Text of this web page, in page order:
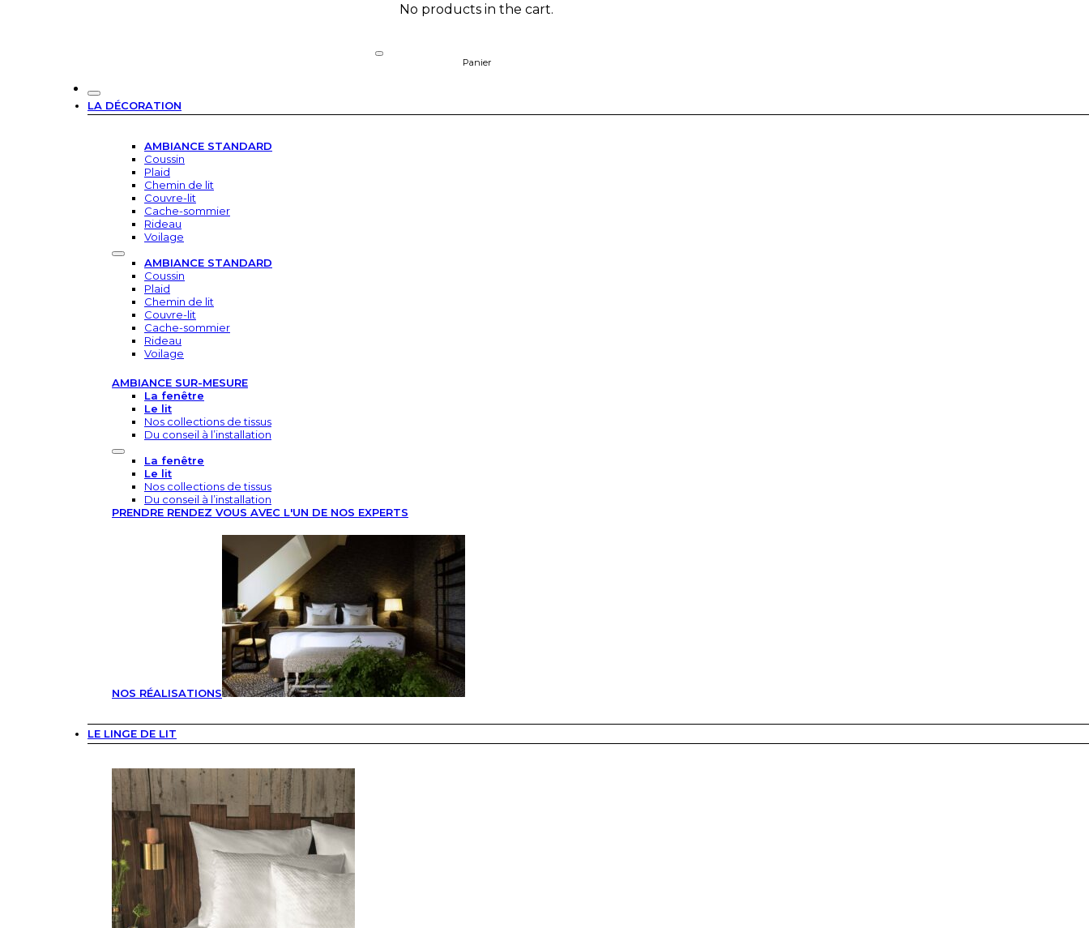
No products in the cart.
Panier
LA DÉCORATION
AMBIANCE STANDARD
Coussin
Plaid
Chemin de lit
Couvre-lit
Cache-sommier
Rideau
Voilage
AMBIANCE STANDARD
Coussin
Plaid
Chemin de lit
Couvre-lit
Cache-sommier
Rideau
Voilage
AMBIANCE SUR-MESURE
La fenêtre
Le lit
Nos collections de tissus
Du conseil à l’installation
La fenêtre
Le lit
Nos collections de tissus
Du conseil à l’installation
PRENDRE RENDEZ VOUS AVEC L'UN DE NOS EXPERTS
NOS RÉALISATIONS
LE LINGE DE LIT